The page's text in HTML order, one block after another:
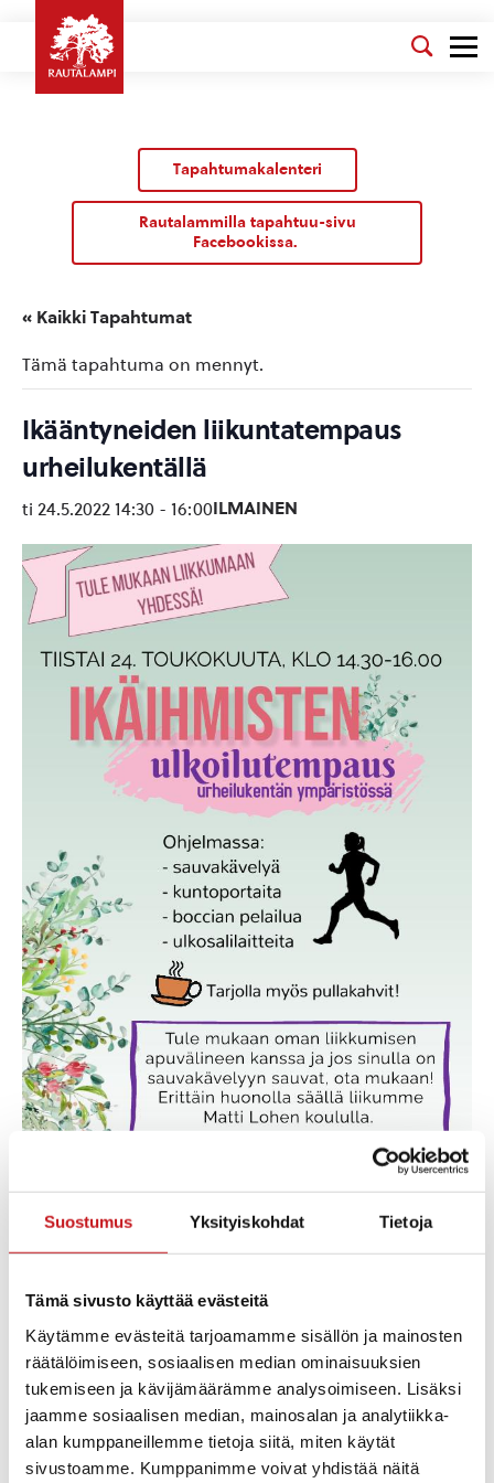
Suostumus Yksityiskohdat Tietoja
Tämä sivusto käyttää evästeitä
Käytämme evästeitä tarjoamamme sisällön ja mainosten
räätälöimiseen, sosiaalisen median ominaisuuksien
tukemiseen ja kävijämäärämme analysoimiseen. Lisäksi
jaamme sosiaalisen median, mainosalan ja analytiikka-
alan kumppaneillemme tietoja siitä, miten käytät
sivustoamme. Kumppanimme voivat yhdistää näitä
Tapahtumakalenteri
Rautalammilla tapahtuu-sivu
Facebookissa.
« Kaikki Tapahtumat
Tämä tapahtuma on mennyt.
Ikääntyneiden liikuntatempaus
urheilukentällä
ti 24.5.2022 14:30 - 16:00ILMAINEN
Tervetuloa ikääntyneiden liikuntatempaukseen
palveluista Raija sekä terveystoimesta Ulla.
Lisää kalenteriin